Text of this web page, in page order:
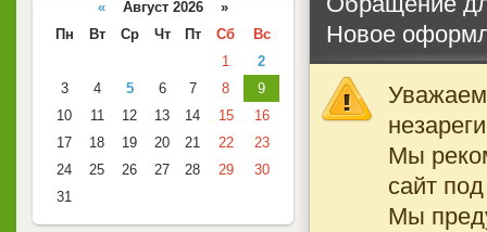
Новое
Мы
сайт
Мы
« Август 2026 »
Пн
Вт Ср Чт Пт Сб
Вс
1
2
3
4 5 6 7 8
9
10
11 12 13 14 15
16
17
18 19 20 21 22
23
24
25 26 27 28 29
30
31